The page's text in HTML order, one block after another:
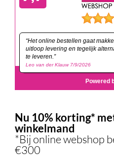
Nu 10% korting*
winkelmand
*Bij online webshop
€300